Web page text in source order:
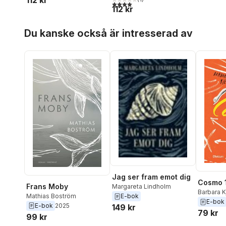
4,0utav 5 stjärnor. Totalt antal röster:
112 kr
Du kanske också är intresserad av
Frans Moby
Mathias Boström
E-bok 2025
99 kr
Jag ser fram emot dig
Margareta Lindholm
E-bok
149 kr
Cosmo
Barbara
E-bok
79 kr